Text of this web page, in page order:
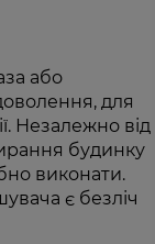
або
для
Незалежно від
будинку
виконати.
є безліч